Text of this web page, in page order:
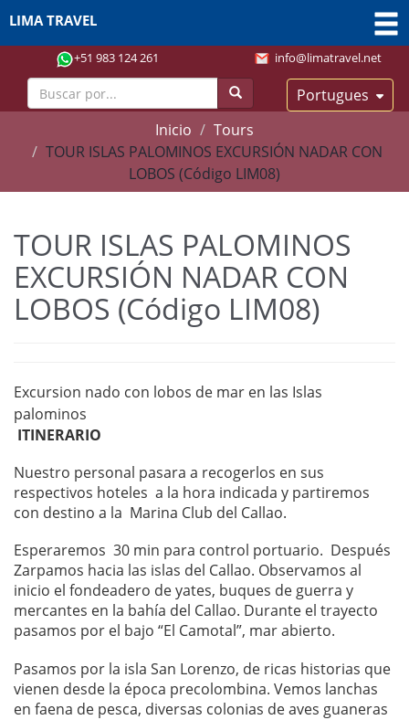
+51 983 124 261 info@limatravel.net
Portugues
LIMA TRAVEL
Inicio
Tours
TOUR ISLAS PALOMINOS EXCURSIÓN NADAR CON
LOBOS (Código LIM08)
TOUR ISLAS PALOMINOS
EXCURSIÓN NADAR CON
LOBOS (Código LIM08)
Excursion nado con lobos de mar en las Islas
palominos
ITINERARIO
Nuestro personal pasara a recogerlos en sus
respectivos hoteles a la hora indicada y partiremos
con destino a la Marina Club del Callao.
Esperaremos 30 min para control portuario. Después
Zarpamos hacia las islas del Callao. Observamos al
inicio el fondeadero de yates, buques de guerra y
mercantes en la bahía del Callao. Durante el trayecto
pasamos por el bajo “El Camotal”, mar abierto.
Pasamos por la isla San Lorenzo, de ricas historias que
vienen desde la época precolombina. Vemos lanchas
en faena de pesca, diversas colonias de aves guaneras